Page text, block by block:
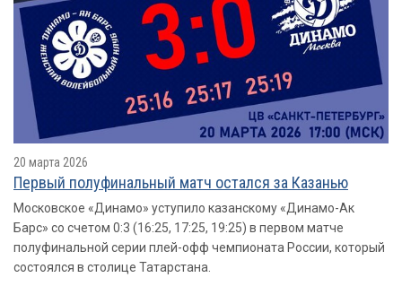
20 марта 2026
Первый полуфинальный матч остался за Казанью
Московское «Динамо» уступило казанскому «Динамо-Ак
Барс» со счетом 0:3 (16:25, 17:25, 19:25) в первом матче
полуфинальной серии плей-офф чемпионата России, который
состоялся в столице Татарстана.